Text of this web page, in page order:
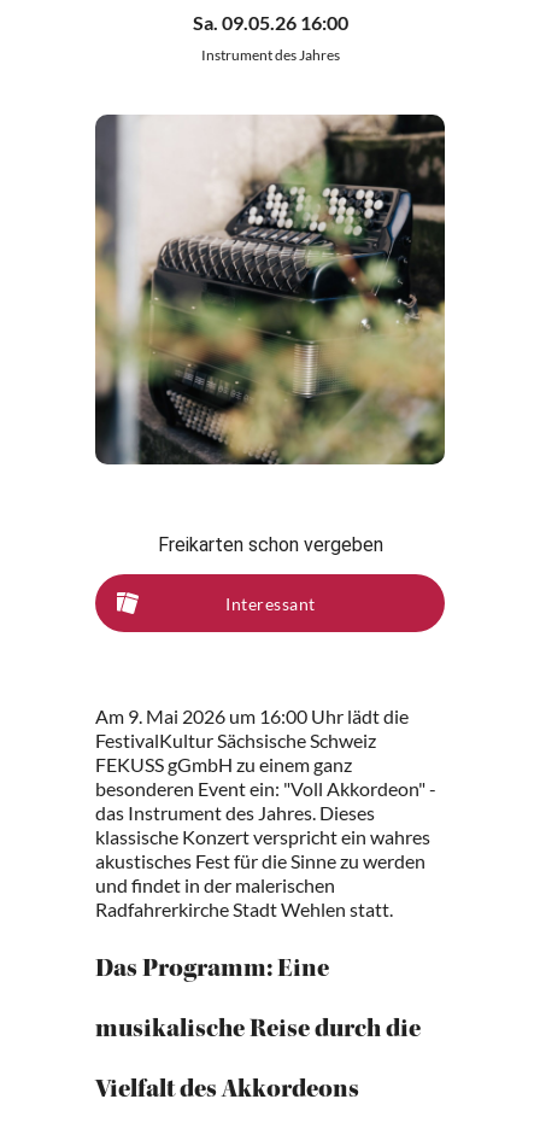
Sa. 09.05.26 16:00
Instrument des Jahres
Freikarten schon vergeben
Interessant
Am 9. Mai 2026 um 16:00 Uhr lädt die
FestivalKultur Sächsische Schweiz
FEKUSS gGmbH zu einem ganz
besonderen Event ein: "Voll Akkordeon" -
das Instrument des Jahres. Dieses
klassische Konzert verspricht ein wahres
akustisches Fest für die Sinne zu werden
und findet in der malerischen
Radfahrerkirche Stadt Wehlen statt.
Das Programm: Eine
musikalische Reise durch die
Vielfalt des Akkordeons